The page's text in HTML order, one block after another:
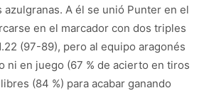
A él se unió Punter en el
en el marcador con dos triples
(97-89), pero al equipo aragonés
ni en juego (67 % de acierto en tiros
(84 %) para acabar ganando